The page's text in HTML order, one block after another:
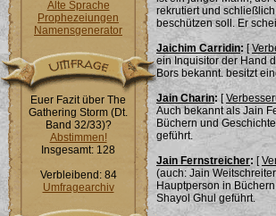
Alte Sprache
Prophezeiungen
Namensgenerator
Euer Fazit über The
Gathering Storm (Dt.
Band 32/33)?
Abstimmen!
Insgesamt: 128
Verbleibend: 84
Umfragearchiv
rekrutiert und
beschützen soll. Er
Jaichim Carridin:[
ein Inquisitor der Hand
Bors bekannt. besitzt
Jain Charin:[
Auch bekannt als Jain
Büchern und
geführt.
Jain Fernstreicher: [
(auch: Jain
Hauptperson in
Shayol Ghul geführt.